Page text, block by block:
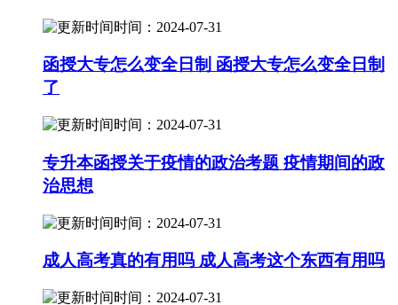
时间：2024-07-31
函授大专怎么变全日制 函授大专怎么变全日制
了
时间：2024-07-31
专升本函授关于疫情的政治考题 疫情期间的政
治思想
时间：2024-07-31
成人高考真的有用吗 成人高考这个东西有用吗
时间：2024-07-31